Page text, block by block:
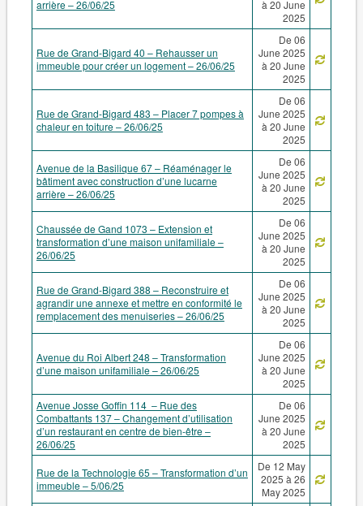
arrière – 26/06/25
à 20 June
2025
Rue de Grand-Bigard 40 – Rehausser un
immeuble pour créer un logement – 26/06/25
De 06
June 2025
à 20 June
2025
Rue de Grand-Bigard 483 – Placer 7 pompes à
chaleur en toiture – 26/06/25
De 06
June 2025
à 20 June
2025
Avenue de la Basilique 67 – Réaménager le
bâtiment avec construction d’une lucarne
arrière – 26/06/25
De 06
June 2025
à 20 June
2025
Chaussée de Gand 1073 – Extension et
transformation d’une maison unifamiliale –
26/06/25
De 06
June 2025
à 20 June
2025
Rue de Grand-Bigard 388 – Reconstruire et
agrandir une annexe et mettre en conformité le
remplacement des menuiseries – 26/06/25
De 06
June 2025
à 20 June
2025
Avenue du Roi Albert 248 – Transformation
d’une maison unifamiliale – 26/06/25
De 06
June 2025
à 20 June
2025
Avenue Josse Goffin 114 – Rue des
Combattants 137 – Changement d’utilisation
d’un restaurant en centre de bien-être –
26/06/25
De 06
June 2025
à 20 June
2025
Rue de la Technologie 65 – Transformation d’un
immeuble – 5/06/25
De 12 May
2025 à 26
May 2025